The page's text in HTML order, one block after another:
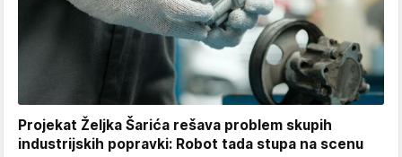
Projekat Željka Šarića rešava problem skupih
industrijskih popravki: Robot tada stupa na scenu